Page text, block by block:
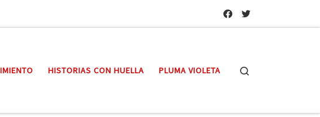
HISTORIAS CON HUELLA PLUMA VIOLETA